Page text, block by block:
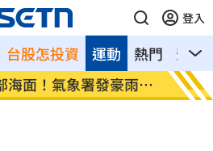
登入
台股怎投資 熱門 影音
運動
海面！氣象署發豪雨特
南電